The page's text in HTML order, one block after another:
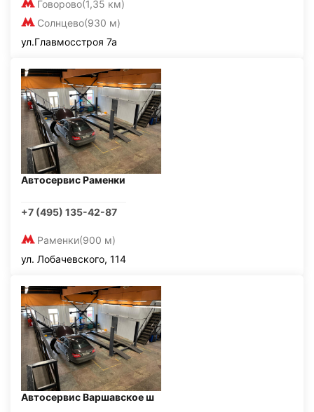
Говорово(1,35 км)
Солнцево(930 м)
ул.Главмосстроя 7а
Автосервис Раменки
+7 (495) 135-42-87
Раменки(900 м)
ул. Лобачевского, 114
Автосервис Варшавское ш